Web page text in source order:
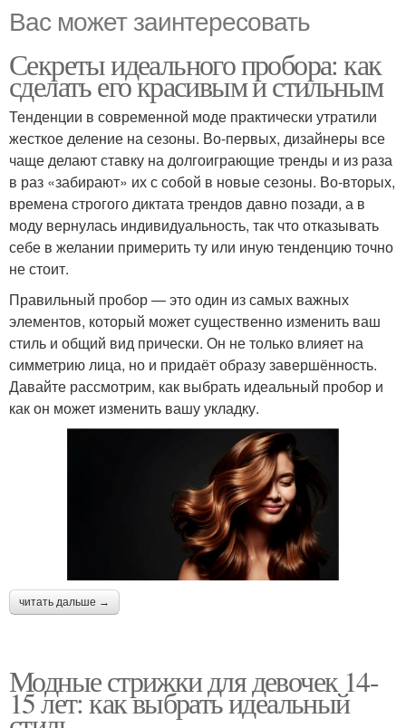
Вас может заинтересовать
Секреты идеального пробора: как
сделать его красивым и стильным
Тенденции в современной моде практически утратили
жесткое деление на сезоны. Во-первых, дизайнеры все
чаще делают ставку на долгоиграющие тренды и из раза
в раз «забирают» их с собой в новые сезоны. Во-вторых,
времена строгого диктата трендов давно позади, а в
моду вернулась индивидуальность, так что отказывать
себе в желании примерить ту или иную тенденцию точно
не стоит.
Правильный пробор — это один из самых важных
элементов, который может существенно изменить ваш
стиль и общий вид прически. Он не только влияет на
симметрию лица, но и придаёт образу завершённость.
Давайте рассмотрим, как выбрать идеальный пробор и
как он может изменить вашу укладку.
читать дальше →
Модные стрижки для девочек 14-
15 лет: как выбрать идеальный